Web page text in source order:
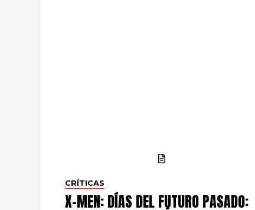
CRÍTICAS
X-MEN: DÍAS DEL FUTURO PASADO: